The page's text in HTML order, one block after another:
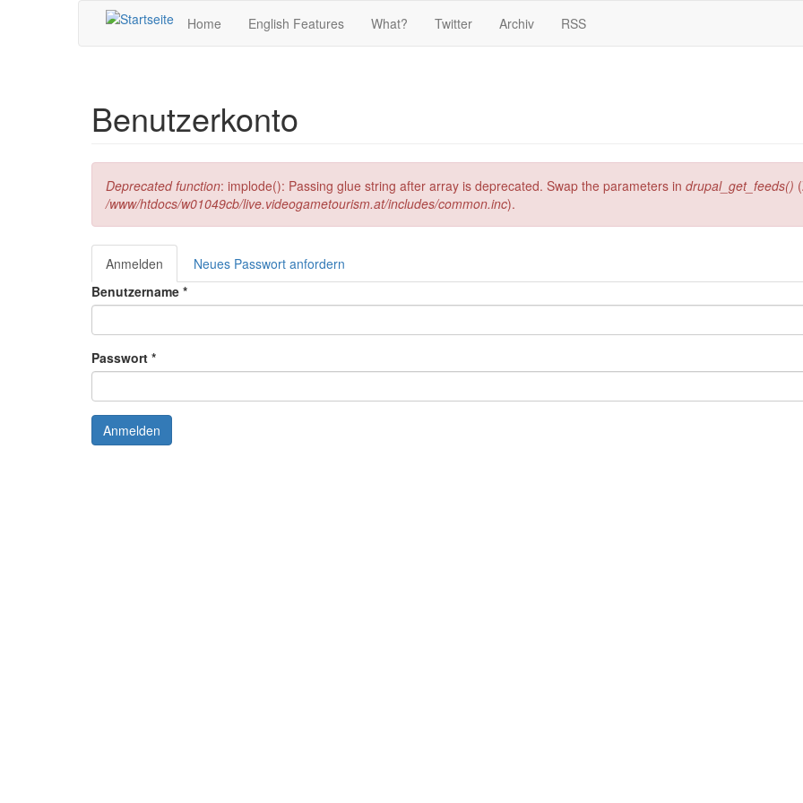
Home
English Features What? Twitter Archiv RSS
Benutzerkonto
Fehlermeldung
Deprecated function: implode(): Passing glue string after array is deprecated. Swap the parameters in drupal_get_feeds()
/www/htdocs/w01049cb/live.videogametourism.at/includes/common.inc).
Haupt-Reiter
Anmelden (aktiver
Reiter)
Neues Passwort anfordern
Benutzername *
Passwort *
Anmelden